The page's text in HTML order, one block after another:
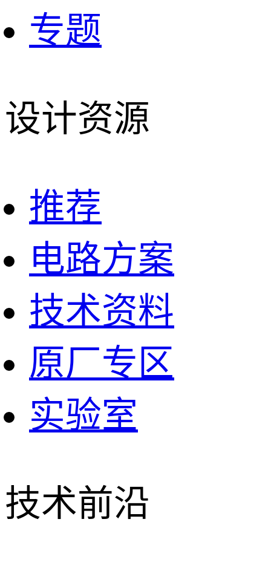
专题
设计资源
推荐
电路方案
技术资料
原厂专区
实验室
技术前沿